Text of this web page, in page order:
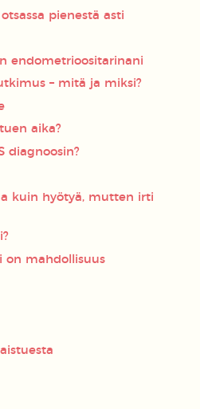
pienestä asti
endometrioositarinani
– mitä ja miksi?
aika?
diagnoosin?
kuin hyötyä, mutten irti
on mahdollisuus